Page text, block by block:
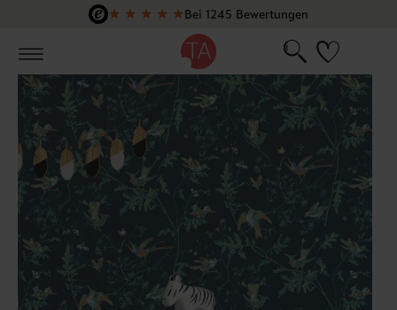
Zum Hauptinhalt springen
★ ★ ★ ★ ★Bei 1245 Bewertungen